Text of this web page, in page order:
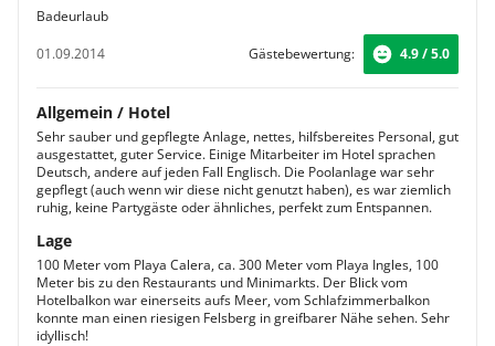
Badeurlaub
01.09.2014
Gästebewertung: 4.9 / 5.0
Allgemein / Hotel
Sehr sauber und gepflegte Anlage, nettes, hilfsbereites Personal, gut
ausgestattet, guter Service. Einige Mitarbeiter im Hotel sprachen
Deutsch, andere auf jeden Fall Englisch. Die Poolanlage war sehr
gepflegt (auch wenn wir diese nicht genutzt haben), es war ziemlich
ruhig, keine Partygäste oder ähnliches, perfekt zum Entspannen.
Lage
100 Meter vom Playa Calera, ca. 300 Meter vom Playa Ingles, 100
Meter bis zu den Restaurants und Minimarkts. Der Blick vom
Hotelbalkon war einerseits aufs Meer, vom Schlafzimmerbalkon
konnte man einen riesigen Felsberg in greifbarer Nähe sehen. Sehr
idyllisch!